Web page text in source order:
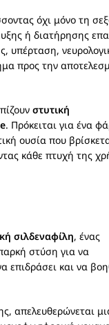
όχι μόνο τη
ή διατήρησης
υπέρταση,
προς την
στυτική
. Πρόκειται για ένα
ουσία που
κάθε πτυχή της
σιλδεναφίλη, ένας
στύση για να
επιδράσει και να
απελευθερώνεται